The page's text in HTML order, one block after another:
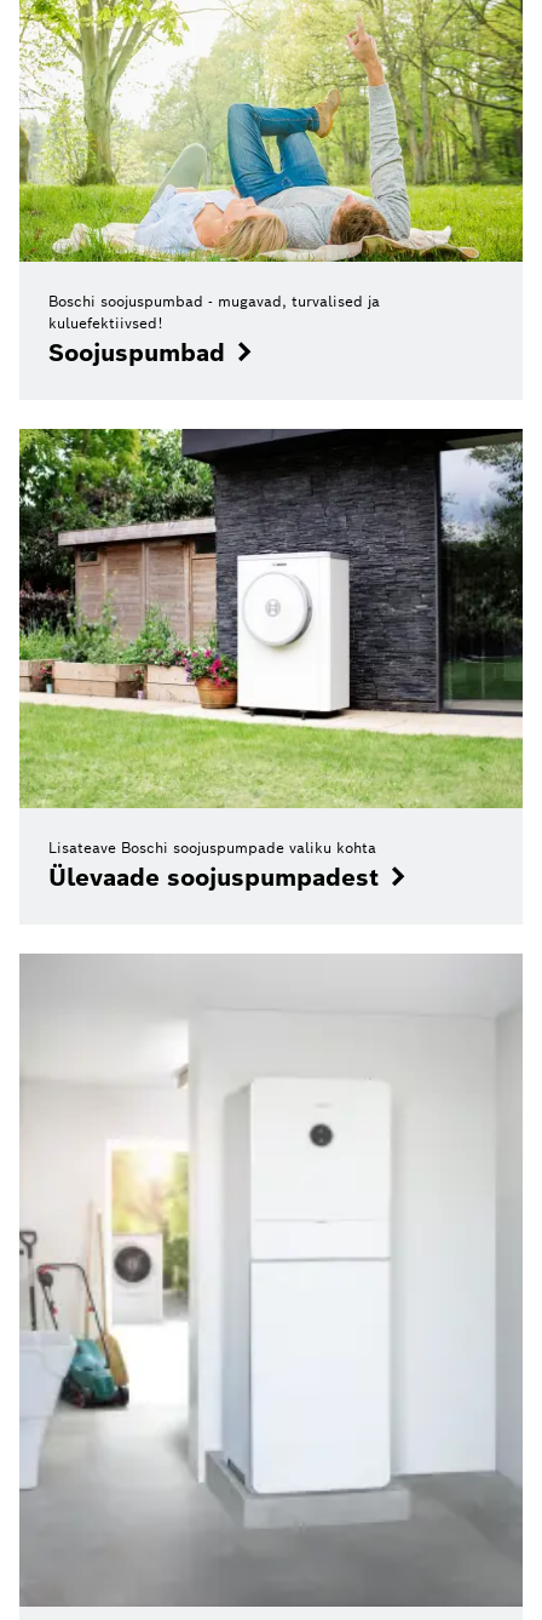
Boschi soojuspumbad - mugavad, turvalised ja
kuluefektiivsed!
Soojuspumbad
Lisateave Boschi soojuspumpade valiku kohta
Ülevaade soojuspumpadest